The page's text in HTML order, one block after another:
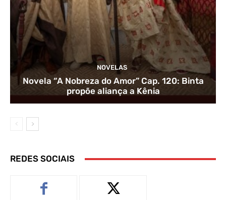
NOVELAS
Novela “A Nobreza do Amor” Cap. 120: Binta
propõe aliança a Kênia
REDES SOCIAIS